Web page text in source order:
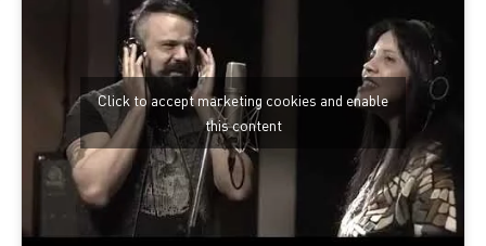
Click to accept marketing cookies and enable
this content